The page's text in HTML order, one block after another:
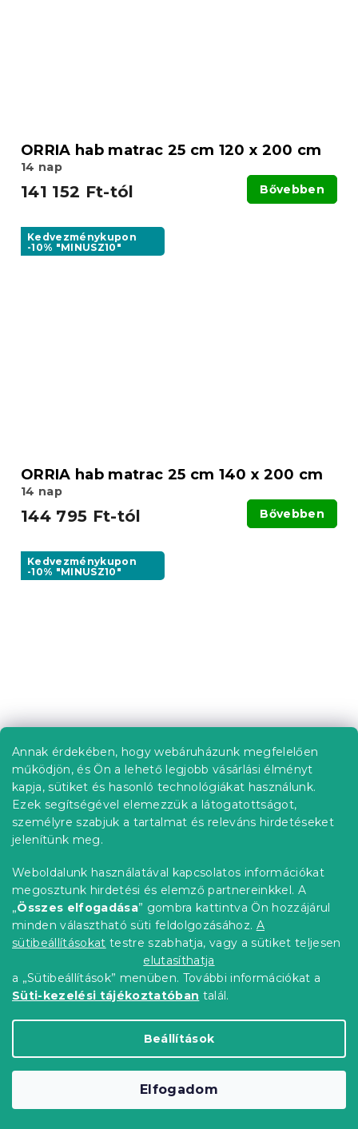
Annak érdekében, hogy webáruházunk megfelelően
működjön, és Ön a lehető legjobb vásárlási élményt
kapja, sütiket és hasonló technológiákat használunk.
Ezek segítségével elemezzük a látogatottságot,
személyre szabjuk a tartalmat és releváns hirdetéseket
jelenítünk meg.
Weboldalunk használatával kapcsolatos információkat
megosztunk hirdetési és elemző partnereinkkel. A
„Összes elfogadása” gombra kattintva Ön hozzájárul
minden választható süti feldolgozásához. A
sütibeállításokat testre szabhatja, vagy a sütiket teljesen
elutasíthatja
a „Sütibeállítások” menüben. További információkat a
Süti-kezelési tájékoztatóban talál.
Beállítások
Elfogadom
ORRIA hab matrac 25 cm 120 x 200 cm
14 nap
141 152 Ft-tól Bővebben
Kedvezménykupon
-10% "MINUSZ10"
ORRIA hab matrac 25 cm 140 x 200 cm
14 nap
144 795 Ft-tól Bővebben
Kedvezménykupon
-10% "MINUSZ10"
ORRIA hab matrac 25 cm 160 x 200 cm
14 nap
152 935 Ft-tól
Kedvezménykupon
-10% "MINUSZ10"